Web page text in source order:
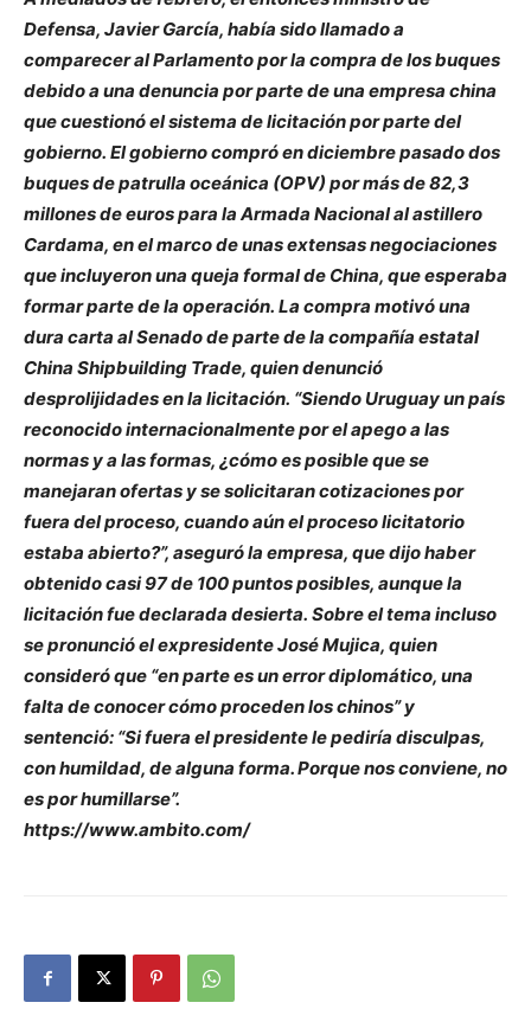
Defensa, Javier García, había sido llamado a
comparecer al Parlamento por la compra de los buques
debido a una denuncia por parte de una empresa china
que cuestionó el sistema de licitación por parte del
gobierno. El gobierno compró en diciembre pasado dos
buques de patrulla oceánica (OPV) por más de 82,3
millones de euros para la Armada Nacional al astillero
Cardama, en el marco de unas extensas negociaciones
que incluyeron una queja formal de China, que esperaba
formar parte de la operación. La compra motivó una
dura carta al Senado de parte de la compañía estatal
China Shipbuilding Trade, quien denunció
desprolijidades en la licitación. “Siendo Uruguay un país
reconocido internacionalmente por el apego a las
normas y a las formas, ¿cómo es posible que se
manejaran ofertas y se solicitaran cotizaciones por
fuera del proceso, cuando aún el proceso licitatorio
estaba abierto?”, aseguró la empresa, que dijo haber
obtenido casi 97 de 100 puntos posibles, aunque la
licitación fue declarada desierta. Sobre el tema incluso
se pronunció el expresidente José Mujica, quien
consideró que “en parte es un error diplomático, una
falta de conocer cómo proceden los chinos” y
sentenció: “Si fuera el presidente le pediría disculpas,
con humildad, de alguna forma. Porque nos conviene, no
es por humillarse”.
https://www.ambito.com/